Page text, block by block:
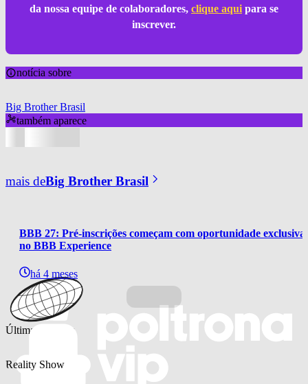
da nossa equipe de colaboradores, clique aqui para se
inscrever.
notícia sobre
Big Brother Brasil
também aparece
mais deBig Brother Brasil
BBB 27: Pré-inscrições começam com oportunidade exclusiva
no BBB Experience
há 4 meses
Últimas notícias
Reality Show